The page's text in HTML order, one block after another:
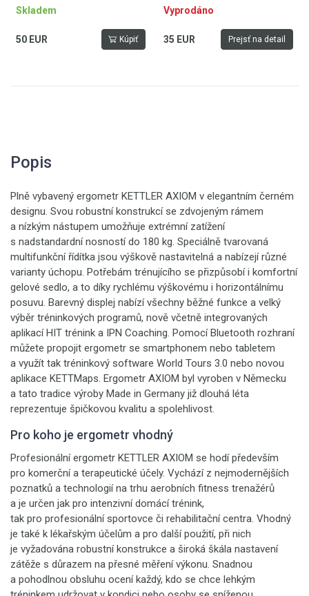
Skladem
50 EUR Kúpiť
Vyprodáno
35 EUR Prejsť na detail
Popis
Plně vybavený ergometr KETTLER AXIOM v elegantním černém
designu. Svou robustní konstrukcí se zdvojeným rámem
a nízkým nástupem umožňuje extrémní zatížení
s nadstandardní nosností do 180 kg. Speciálně tvarovaná
multifunkční řídítka jsou výškově nastavitelná a nabízejí různé
varianty úchopu. Potřebám trénujícího se přizpůsobí i komfortní
gelové sedlo, a to díky rychlému výškovému i horizontálnímu
posuvu. Barevný displej nabízí všechny běžné funkce a velký
výběr tréninkových programů, nově včetně integrovaných
aplikací HIT trénink a IPN Coaching. Pomocí Bluetooth rozhraní
můžete propojit ergometr se smartphonem nebo tabletem
a využít tak tréninkový software World Tours 3.0 nebo novou
aplikace KETTMaps. Ergometr AXIOM byl vyroben v Německu
a tato tradice výroby Made in Germany již dlouhá léta
reprezentuje špičkovou kvalitu a spolehlivost.
Pro koho je ergometr vhodný
Profesionální ergometr KETTLER AXIOM se hodí především
pro komerční a terapeutické účely. Vychází z nejmodernějších
poznatků a technologií na trhu aerobních fitness trenažérů
a je určen jak pro intenzivní domácí trénink,
tak pro profesionální sportovce či rehabilitační centra. Vhodný
je také k lékařským účelům a pro další použití, při nich
je vyžadována robustní konstrukce a široká škála nastavení
zátěže s důrazem na přesné měření výkonu. Snadnou
a pohodlnou obsluhu ocení každý, kdo se chce lehkým